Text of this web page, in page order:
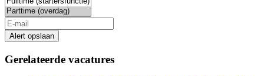
Alert opslaan
Gerelateerde vacatures